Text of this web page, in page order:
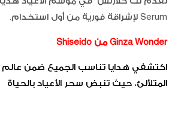
Serum لإشراقة فورية من أول استخدام.
Ginza Wonder من Shiseido
المتلألئ، حيث تنبض سحر الأعياد بالحياة